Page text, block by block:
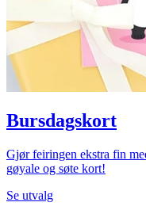
Bursdagskort
Gjør feiringen ekstra fin
gøyale og søte kort!
Se utvalg